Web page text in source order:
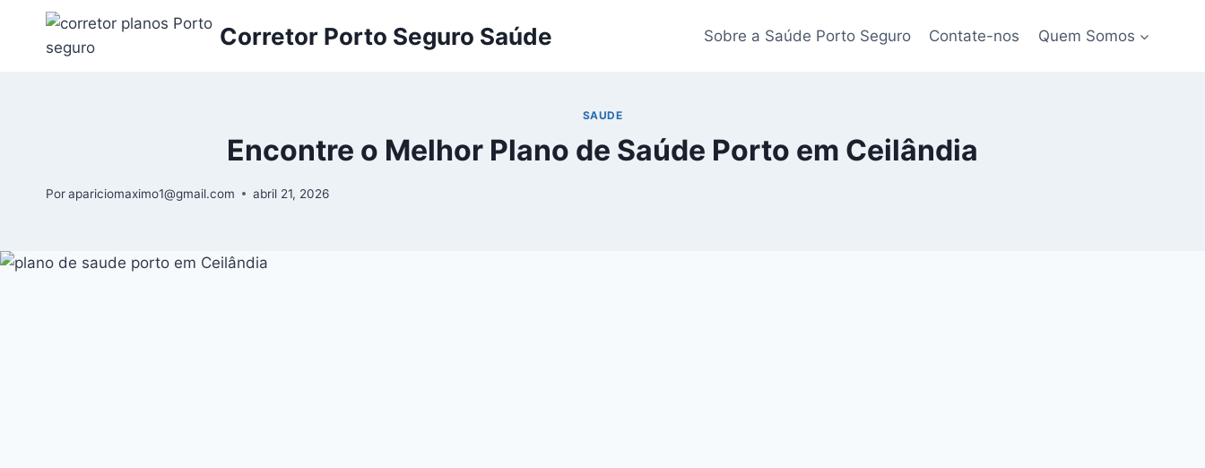
Corretor Porto Seguro Saúde Sobre a Saúde Porto Seguro Contate-nos Quem Somos
SAUDE
Encontre o Melhor Plano de Saúde Porto em Ceilândia
Porapariciomaximo1@gmail.com abril 21, 2026